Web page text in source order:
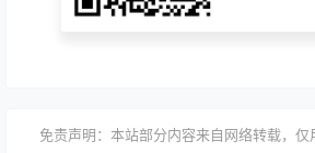
免责声明：本站部分内容来自网络转载，仅